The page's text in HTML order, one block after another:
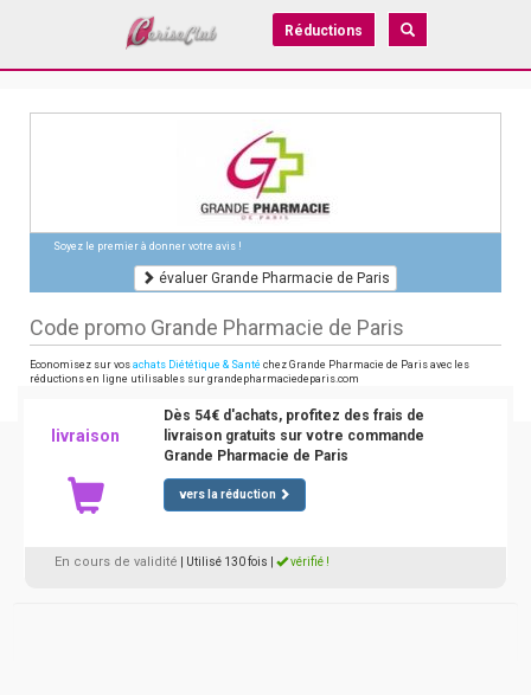
Réductions
Soyez le premier à donner votre avis !
évaluer Grande Pharmacie de Paris
Code promo Grande Pharmacie de Paris
Economisez sur vos achats Diététique & Santé chez Grande Pharmacie de Paris avec les
réductions en ligne utilisables sur grandepharmaciedeparis.com
livraison
Dès 54€ d'achats, profitez des frais de
livraison gratuits sur votre commande
Grande Pharmacie de Paris
vers la réduction
En cours de validité | Utilisé 130 fois vérifié !